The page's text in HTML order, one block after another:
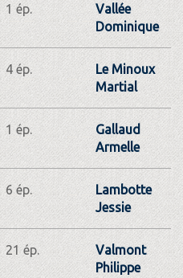
1 ép.
Vallée
Dominique
4 ép.
Le Minoux
Martial
1 ép.
Gallaud
Armelle
6 ép.
Lambotte
Jessie
21 ép.
Valmont
Philippe